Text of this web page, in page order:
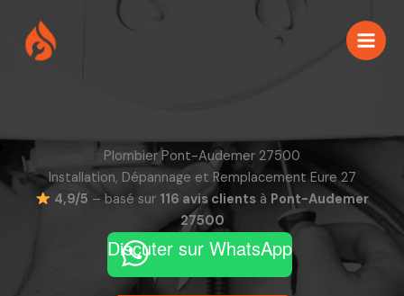
contenu
Plombier Pont-Audemer 27500
Installation, Dépannage et Remplacement Eure 27
4,9/5 – basé sur 116 avis clientsà Pont-Audemer
27500
Discuter sur WhatsApp